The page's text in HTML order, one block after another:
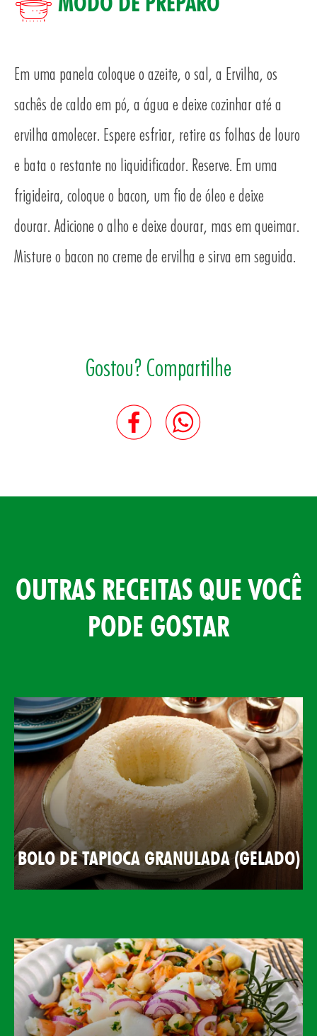
Em uma panela coloque o azeite, o sal, a Ervilha, os
sachês de caldo em pó, a água e deixe cozinhar até a
ervilha amolecer. Espere esfriar, retire as folhas de louro
e bata o restante no liquidificador. Reserve. Em uma
frigideira, coloque o bacon, um fio de óleo e deixe
dourar. Adicione o alho e deixe dourar, mas em queimar.
Misture o bacon no creme de ervilha e sirva em seguida.
Gostou? Compartilhe
OUTRAS RECEITAS QUE VOCÊ
PODE GOSTAR
BOLO DE TAPIOCA GRANULADA (GELADO)